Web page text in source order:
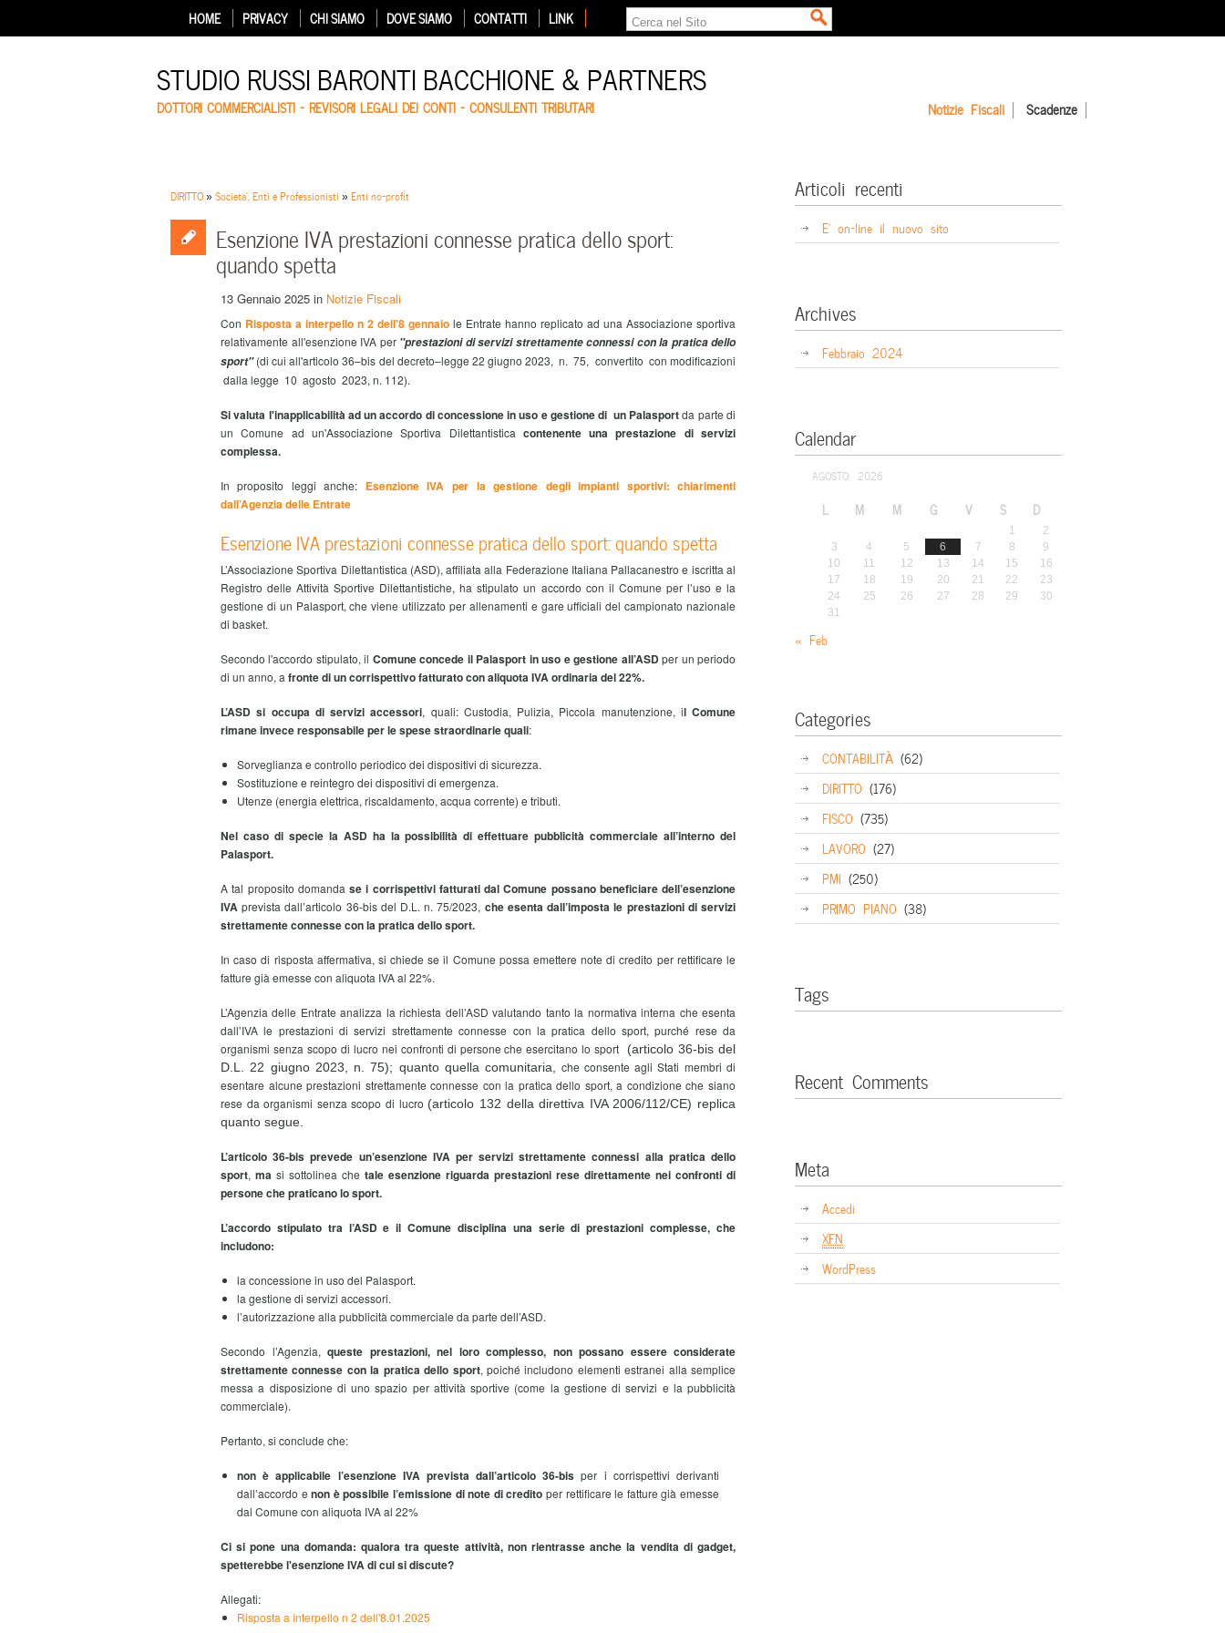
HOME PRIVACY CHI SIAMO DOVE SIAMO CONTATTI LINK
STUDIO RUSSI BARONTI BACCHIONE & PARTNERS
DOTTORI COMMERCIALISTI – REVISORI LEGALI DEI CONTI – CONSULENTI TRIBUTARI Notizie Fiscali Scadenze
DIRITTO»Societa', Enti e Professionisti »Enti no-profit
Esenzione IVA prestazioni connesse pratica dello sport:
quando spetta
13 Gennaio 2025 in Notizie Fiscali
Con Risposta a interpello n 2 dell'8 gennaio le Entrate hanno replicato ad una Associazione sportiva
relativamente all'esenzione IVA per''prestazioni di servizi strettamente connessi con la pratica dello
sport''(di cui all'articolo 36–bis del decreto–legge 22 giugno 2023, n. 75, convertito con modificazioni
dalla legge 10 agosto 2023, n. 112).
Si valuta l'inapplicabilità ad un accordo di concessione in uso e gestione di un Palasportda parte di
un Comune ad un'Associazione Sportiva Dilettantistica contenente una prestazione di servizi
complessa.
In proposito leggi anche: Esenzione IVA per la gestione degli impianti sportivi: chiarimenti
dall’Agenzia delle Entrate
Esenzione IVA prestazioni connesse pratica dello sport: quando spetta
L’Associazione Sportiva Dilettantistica (ASD), affiliata alla Federazione Italiana Pallacanestro e iscritta al
Registro delle Attività Sportive Dilettantistiche, ha stipulato un accordo con il Comune per l’uso e la
gestione di un Palasport, che viene utilizzato per allenamenti e gare ufficiali del campionato nazionale
di basket.
Secondo l'accordo stipulato, il Comune concede il Palasport in uso e gestione all’ASDper un periodo
di un anno, a fronte di un corrispettivo fatturato con aliquota IVA ordinaria del 22%.
L’ASD si occupa di servizi accessori, quali: Custodia, Pulizia, Piccola manutenzione, il Comune
rimane invece responsabile per le spese straordinarie quali:
Sorveglianza e controllo periodico dei dispositivi di sicurezza.
Sostituzione e reintegro dei dispositivi di emergenza.
Utenze (energia elettrica, riscaldamento, acqua corrente) e tributi.
Nel caso di specie la ASD ha la possibilità di effettuare pubblicità commerciale all’interno del
Palasport.
A tal proposito domanda se i corrispettivi fatturati dal Comune possano beneficiare dell’esenzione
IVA prevista dall’articolo 36-bis del D.L. n. 75/2023, che esenta dall’imposta le prestazioni di servizi
strettamente connesse con la pratica dello sport.
In caso di risposta affermativa, si chiede se il Comune possa emettere note di credito per rettificare le
fatture già emesse con aliquota IVA al 22%.
L’Agenzia delle Entrate analizza la richiesta dell’ASD valutando tanto la normativa interna che esenta
dall’IVA le prestazioni di servizi strettamente connesse con la pratica dello sport, purché rese da
organismi senza scopo di lucro nei confronti di persone che esercitano lo sport
(articolo 36-bis del
D.L. 22 giugno 2023, n. 75); quanto quella comunitaria,
che consente agli Stati membri di
esentare alcune prestazioni strettamente connesse con la pratica dello sport, a condizione che siano
rese da organismi senza scopo di lucro (articolo 132 della direttiva IVA 2006/112/CE) replica
quanto segue.
L’articolo 36-bis prevede un’esenzione IVA per servizi strettamente connessi alla pratica dello
sport, ma si sottolinea che tale esenzione riguarda prestazioni rese direttamente nei confronti di
persone che praticano lo sport.
L’accordo stipulato tra l’ASD e il Comune disciplina una serie di prestazioni complesse, che
includono:
la concessione in uso del Palasport.
la gestione di servizi accessori.
l’autorizzazione alla pubblicità commerciale da parte dell’ASD.
Secondo l’Agenzia, queste prestazioni, nel loro complesso, non possano essere considerate
strettamente connesse con la pratica dello sport, poiché includono elementi estranei alla semplice
messa a disposizione di uno spazio per attività sportive (come la gestione di servizi e la pubblicità
commerciale).
Pertanto, si conclude che:
non è applicabile l’esenzione IVA prevista dall’articolo 36-bis per i corrispettivi derivanti
dall’accordo enon è possibile l’emissione di note di credito per rettificare le fatture già emesse
dal Comune con aliquota IVA al 22%
Ci si pone una domanda: qualora tra queste attività, non rientrasse anche la vendita di gadget,
spetterebbe l'esenzione IVA di cui si discute?
Allegati:
Risposta a interpello n 2 dell'8.01.2025
Articoli recenti
E’ on-line il nuovo sito
Archives
Febbraio 2024
Calendar
AGOSTO: 2026
L M M G V S D
1
2
3
4 5 6 7 8
9
10
11 12 13 14 15
16
17
18 19 20 21 22
23
24
25 26 27 28 29
30
31
« Feb
Categories
CONTABILITÀ (62)
DIRITTO (176)
FISCO (735)
LAVORO (27)
PMI (250)
PRIMO PIANO (38)
Tags
Recent Comments
Meta
Accedi
XFN
WordPress